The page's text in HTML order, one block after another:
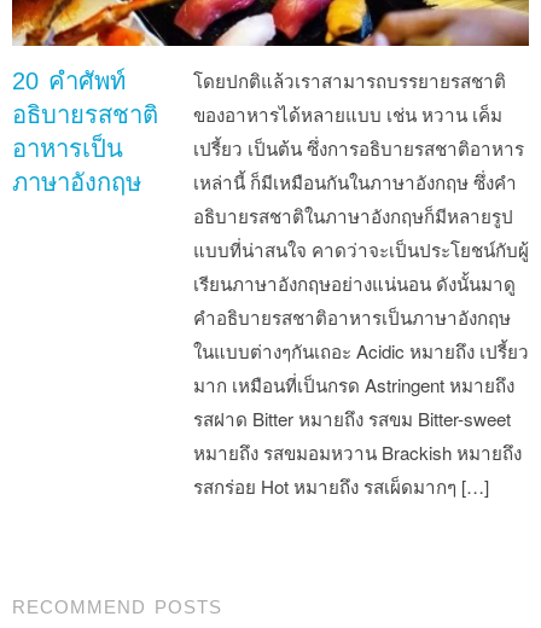
20 คำศัพท์
อธิบายรสชาติ
อาหารเป็น
ภาษาอังกฤษ
โดยปกติแล้วเราสามารถบรรยายรสชาติ
ของอาหารได้หลายแบบ เช่น หวาน เค็ม
เปรี้ยว เป็นต้น ซึ่งการอธิบายรสชาติอาหาร
เหล่านี้ ก็มีเหมือนกันในภาษาอังกฤษ ซึ่งคำ
อธิบายรสชาติในภาษาอังกฤษก็มีหลายรูป
แบบที่น่าสนใจ คาดว่าจะเป็นประโยชน์กับผู้
เรียนภาษาอังกฤษอย่างแน่นอน ดังนั้นมาดู
คำอธิบายรสชาติอาหารเป็นภาษาอังกฤษ
ในแบบต่างๆกันเถอะ Acidic หมายถึง เปรี้ยว
มาก เหมือนที่เป็นกรด Astringent หมายถึง
รสฝาด Bitter หมายถึง รสขม Bitter-sweet
หมายถึง รสขมอมหวาน Brackish หมายถึง
รสกร่อย Hot หมายถึง รสเผ็ดมากๆ […]
Post navigation
RECOMMEND POSTS